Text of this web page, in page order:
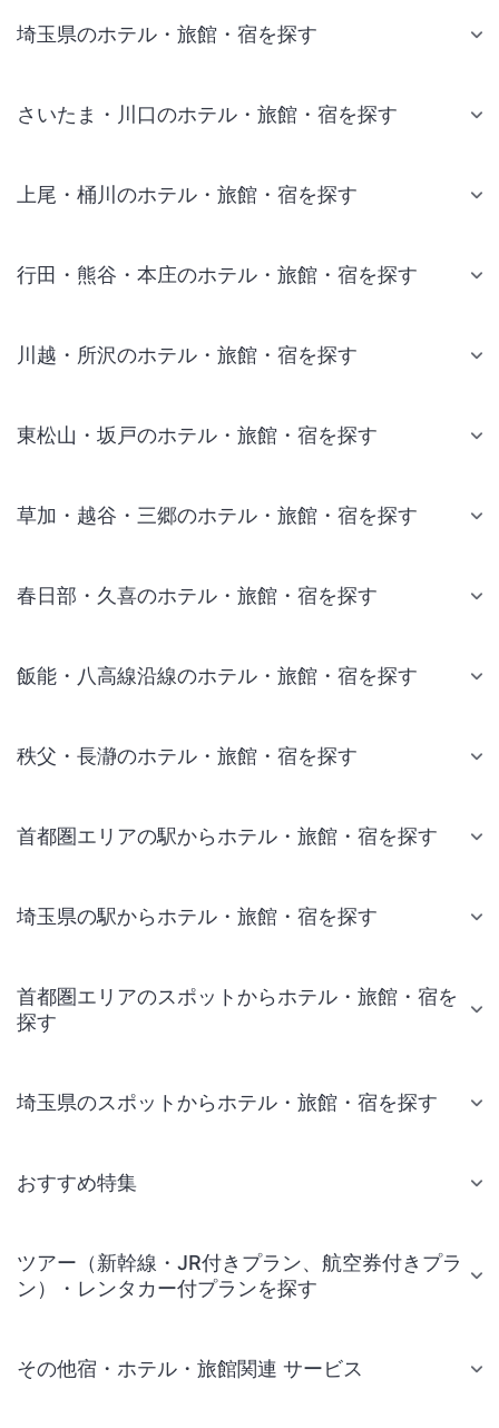
埼玉県のホテル・旅館・宿を探す
さいたま・川口のホテル・旅館・宿を探す
上尾・桶川のホテル・旅館・宿を探す
行田・熊谷・本庄のホテル・旅館・宿を探す
川越・所沢のホテル・旅館・宿を探す
東松山・坂戸のホテル・旅館・宿を探す
草加・越谷・三郷のホテル・旅館・宿を探す
春日部・久喜のホテル・旅館・宿を探す
飯能・八高線沿線のホテル・旅館・宿を探す
秩父・長瀞のホテル・旅館・宿を探す
首都圏エリアの駅からホテル・旅館・宿を探す
埼玉県の駅からホテル・旅館・宿を探す
首都圏エリアのスポットからホテル・旅館・宿を
探す
埼玉県のスポットからホテル・旅館・宿を探す
おすすめ特集
ツアー（新幹線・JR付きプラン、航空券付きプラ
ン）・レンタカー付プランを探す
その他宿・ホテル・旅館関連 サービス